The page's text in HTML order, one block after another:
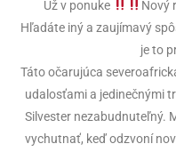
Už v ponuke
Nový
Hľadáte iný a zaujímavý
je to
Táto očarujúca
udalosťami a jedinečnými
Silvester nezabudnuteľný.
vychutnať, keď odzvoní